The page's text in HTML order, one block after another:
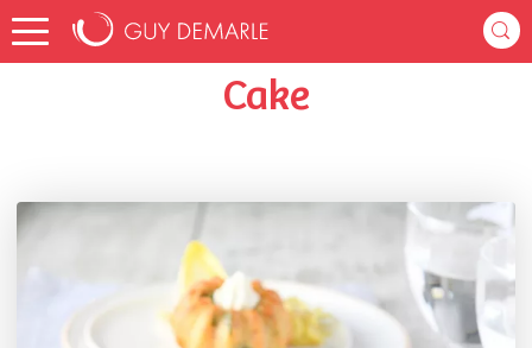
Accueil annep Listes de favoris
Cake